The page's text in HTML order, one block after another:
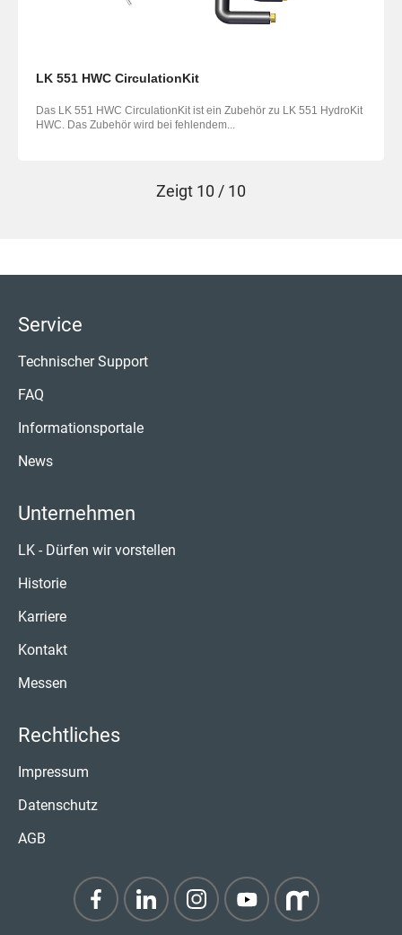
LK 551 HWC CirculationKit
Das LK 551 HWC CirculationKit ist ein Zubehör zu LK 551 HydroKit
HWC. Das Zubehör wird bei fehlendem...
Zeigt 10 / 10
Service
Technischer Support
FAQ
Informationsportale
News
Unternehmen
LK - Dürfen wir vorstellen
Historie
Karriere
Kontakt
Messen
Rechtliches
Impressum
Datenschutz
AGB